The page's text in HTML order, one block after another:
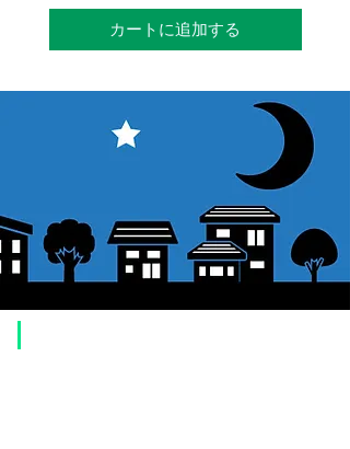
カートに追加する